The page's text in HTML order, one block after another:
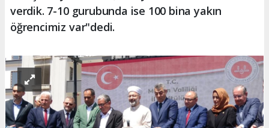
verdik. 7-10 gurubunda ise 100 bina yakın
öğrencimiz var"dedi.